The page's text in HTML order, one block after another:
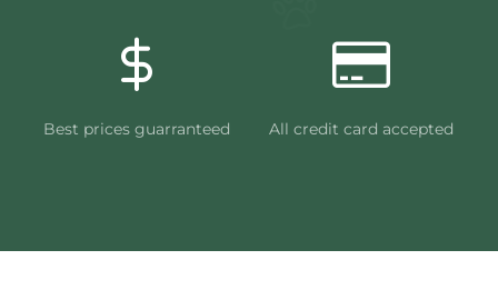
Best prices guarranteed All credit card accepted